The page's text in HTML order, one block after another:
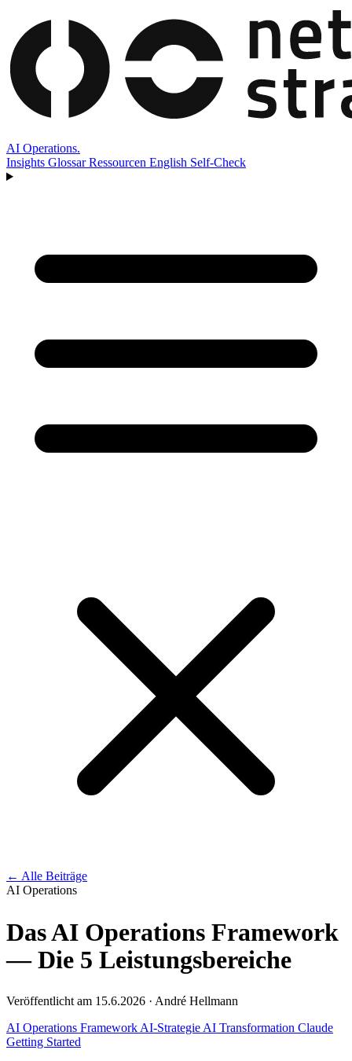
AI Operations.
Insights GlossarRessourcen English Self-Check
← Alle Beiträge
AI Operations
Das AI Operations Framework
— Die 5 Leistungsbereiche
Veröffentlicht am 15.6.2026 · André Hellmann
AI Operations Framework AI-Strategie AI Transformation Claude
Getting Started